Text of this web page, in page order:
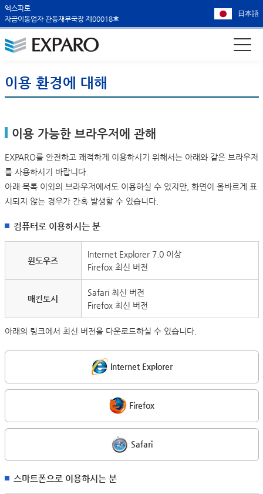
엑스파로
자금이동업자 관동재무국장 제00018호
日本語
이용 환경에 대해
이용 가능한 브라우저에 관해
EXPARO를 안전하고 쾌적하게 이용하시기 위해서는 아래와 같은 브라우저
를 사용하시기 바랍니다.
아래 목록 이외의 브라우저에서도 이용하실 수 있지만, 화면이 올바르게 표
시되지 않는 경우가 간혹 발생할 수 있습니다.
컴퓨터로 이용하시는 분
윈도우즈
Internet Explorer 7.0 이상
Firefox 최신 버전
매킨토시
Safari 최신 버전
Firefox 최신 버전
아래의 링크에서 최신 버전을 다운로드하실 수 있습니다.
Internet Explorer
Firefox
Safari
스마트폰으로 이용하시는 분